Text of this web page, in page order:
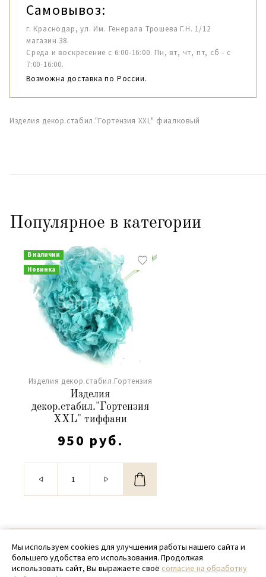
Самовывоз:
г. Краснодар, ул. Им. Генерала Трошева Г.Н. 1/12
магазин 38.
Среда и воскресение с 6:00-16:00. Пн, вт, чт, пт, сб - с
7:00-16:00.
Возможна доставка по России.
Изделия декор.стабил."Гортензия XXL" фиалковый
Популярное в категории
В наличии
Новинка
Изделия декор.стабил.Гортензия
Изделия
декор.стабил."Гортензия
XXL" тиффани
950 руб.
© 2020 - 2026 SamPack
+ 7 (918) 699-97-87
Мы используем cookies для улучшения работы нашего сайта и
большего удобства его использования. Продолжая
использовать сайт, Вы выражаете своё согласие на обработку